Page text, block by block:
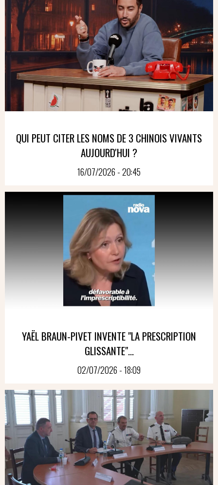
QUI PEUT CITER LES NOMS DE 3 CHINOIS VIVANTS
AUJOURD'HUI ?
16/07/2026 - 20:45
YAËL BRAUN-PIVET INVENTE "LA PRESCRIPTION
GLISSANTE"...
02/07/2026 - 18:09